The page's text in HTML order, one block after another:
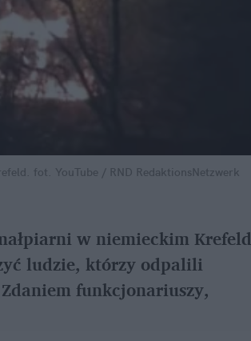
fot. YouTube / RND RedaktionsNetzwerk
w niemieckim
ludzie, którzy odpalili
funkcjonariuszy,